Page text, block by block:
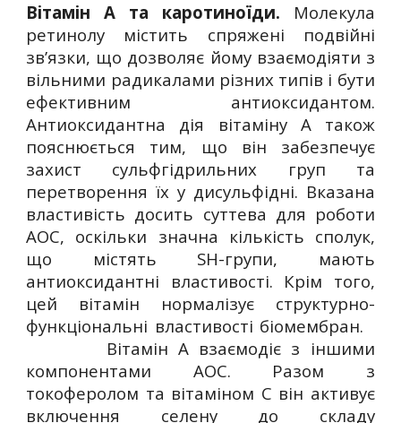
Вітамін А та каротиноїди. Молекула
ретинолу містить спряжені подвійні
зв’язки, що дозволяє йому взаємодіяти з
вільними радикалами різних типів і бути
ефективним антиоксидантом.
Антиоксидантна дія вітаміну А також
пояснюється тим, що він забезпечує
захист сульфгідрильних груп та
перетворення їх у дисульфідні. Вказана
властивість досить суттева для роботи
АОС, оскільки значна кількість сполук,
що містять SH-групи, мають
антиоксидантні властивості. Крім того,
цей вітамін нормалізує структурно-
функціональні властивості біомембран.
Вітамін А взаємодіє з іншими
компонентами АОС. Разом з
токоферолом та вітаміном С він активує
включення селену до складу